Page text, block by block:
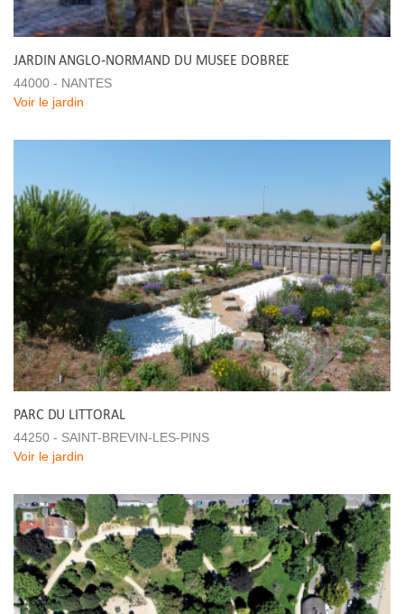
JARDIN ANGLO-NORMAND DU MUSEE DOBREE
44000 - NANTES
Voir le jardin
PARC DU LITTORAL
44250 - SAINT-BREVIN-LES-PINS
Voir le jardin